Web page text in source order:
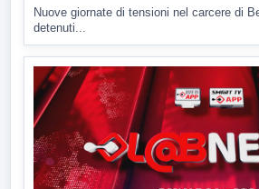
Nuove giornate di tensioni nel carcere di
detenuti...